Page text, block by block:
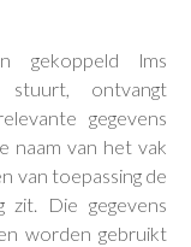
gekoppeld lms
ontvangt
gegevens
naam van het vak
van toepassing de
zit. Die gegevens
worden gebruikt